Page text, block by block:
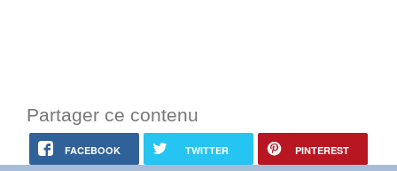
Partager ce contenu
FACEBOOK TWITTER PINTEREST